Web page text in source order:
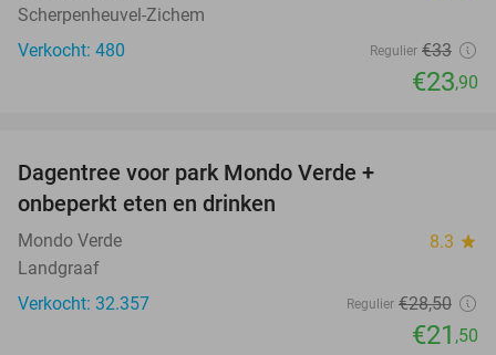
Scherpenheuvel-Zichem
Verkocht: 480
Regulier €33
€23,90
Dagentree voor park Mondo Verde +
onbeperkt eten en drinken
Mondo Verde 8.3 star
Landgraaf
Verkocht: 32.357
Regulier €28,50
€21 ,50